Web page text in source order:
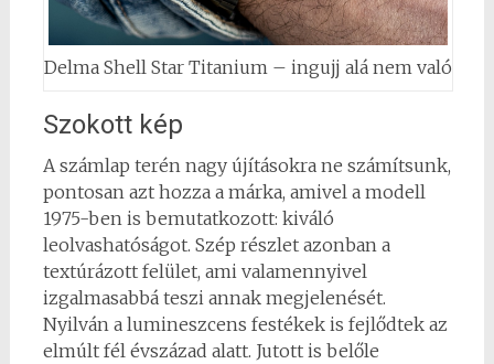
Delma Shell Star Titanium – ingujj alá nem való
Szokott kép
A számlap terén nagy újításokra ne számítsunk,
pontosan azt hozza a márka, amivel a modell
1975-ben is bemutatkozott: kiváló
leolvashatóságot. Szép részlet azonban a
textúrázott felület, ami valamennyivel
izgalmasabbá teszi annak megjelenését.
Nyilván a lumineszcens festékek is fejlődtek az
elmúlt fél évszázad alatt. Jutott is belőle